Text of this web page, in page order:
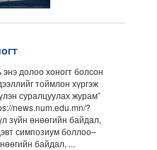
долоо хоногт болсон
тоймлон хүргэж
суралцуулах журам”
news.num.edu.mn/?
зүйн өнөөгийн байдал,
симпозиум боллоо–
байдал, ...